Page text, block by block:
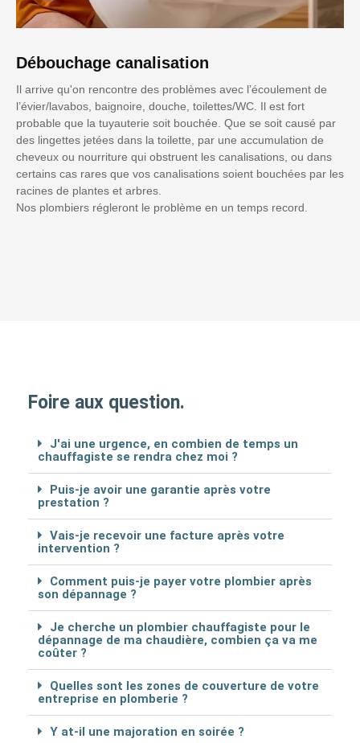
Débouchage canalisation
Il arrive qu'on rencontre des problèmes avec l’écoulement de
l’évier/lavabos, baignoire, douche, toilettes/WC. Il est fort
probable que la tuyauterie soit bouchée. Que se soit causé par
des lingettes jetées dans la toilette, par une accumulation de
cheveux ou nourriture qui obstruent les canalisations, ou dans
certains cas rares que vos canalisations soient bouchées par les
racines de plantes et arbres.
Nos plombiers régleront le problème en un temps record.
Foire aux question.
J'ai une urgence, en combien de temps un
chauffagiste se rendra chez moi ?
Puis-je avoir une garantie après votre
prestation ?
Vais-je recevoir une facture après votre
intervention ?
Comment puis-je payer votre plombier après
son dépannage ?
Je cherche un plombier chauffagiste pour le
dépannage de ma chaudière, combien ça va me
coûter ?
Quelles sont les zones de couverture de votre
entreprise en plomberie ?
Y at-il une majoration en soirée ?